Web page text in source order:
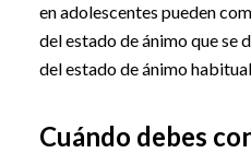
en adolescentes pueden
del estado de ánimo que se
del estado de ánimo
Cuándo debes